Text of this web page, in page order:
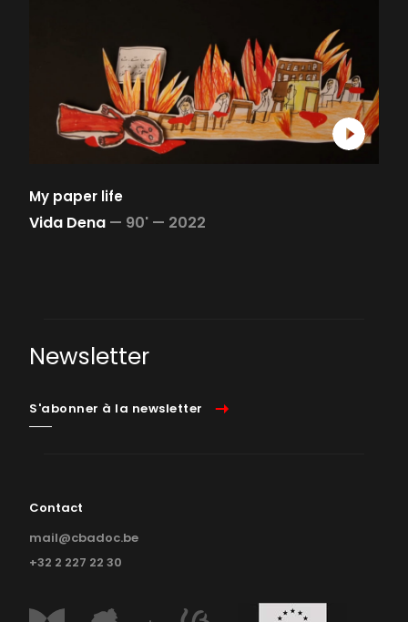
My paper life
Vida Dena — 90' — 2022
Newsletter
S'abonner à la newsletter
Contact
mail@cbadoc.be
+32 2 227 22 30